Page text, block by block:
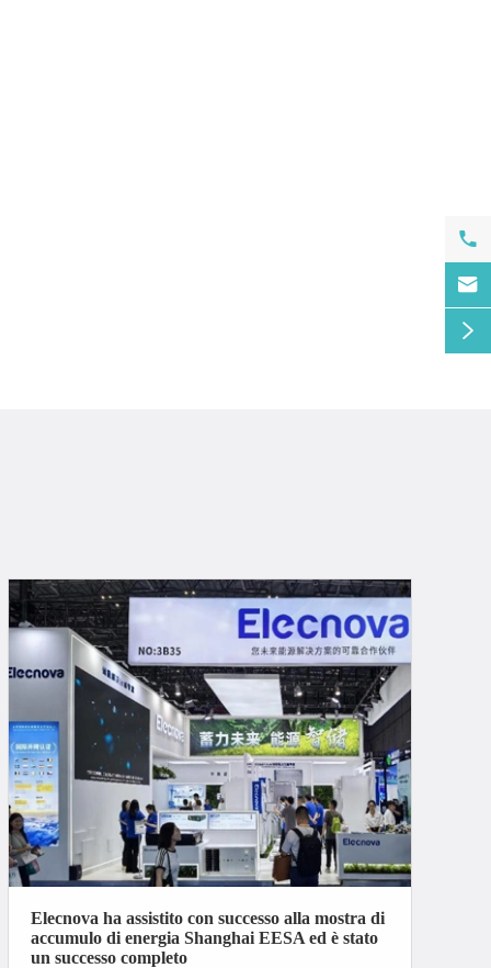
Elecnova ha assistito con successo alla mostra di
accumulo di energia Shanghai EESA ed è stato
un successo completo


